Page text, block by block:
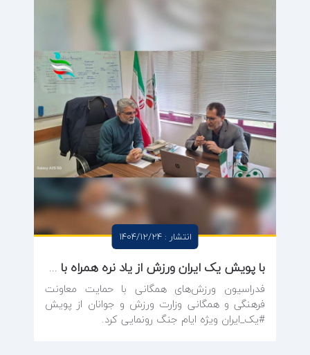
انتشار : 1404/12/24
با پویش یک ایران ورزش از یاد نره همراه با جوایز ارزنده
فدراسیون ورزش‌های همگانی با حمایت معاونت
فرهنگی و همگانی وزارت ورزش و جوانان از پویش
#یک_ایران ویژه ایام جنگ رونمایی کرد.